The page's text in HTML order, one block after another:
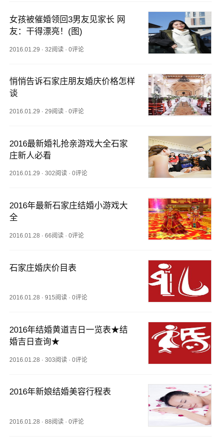
女孩被催婚领回3男友见家长 网
友：干得漂亮！(图)
2016.01.29 ·32阅读 ·0评论
悄悄告诉石家庄朋友婚庆价格怎样
谈
2016.01.29 ·29阅读 ·0评论
2016最新婚礼抢亲游戏大全石家
庄新人必看
2016.01.29 ·302阅读 ·0评论
2016年最新石家庄结婚小游戏大
全
2016.01.28 ·66阅读 ·0评论
石家庄婚庆价目表
2016.01.28 ·915阅读 ·0评论
2016年结婚黄道吉日一览表★结
婚吉日查询★
2016.01.28 ·303阅读 ·0评论
2016年新娘结婚美容行程表
2016.01.28 ·88阅读 ·0评论